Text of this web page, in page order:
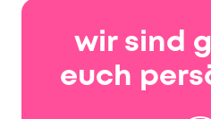
wir sind
euch